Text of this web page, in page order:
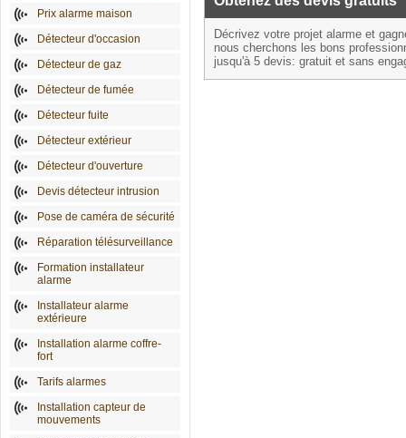
Prix alarme maison
Détecteur d'occasion
Détecteur de gaz
Détecteur de fumée
Détecteur fuite
Détecteur extérieur
Détecteur d'ouverture
Devis détecteur intrusion
Pose de caméra de sécurité
Réparation télésurveillance
Formation installateur
alarme
Installateur alarme
extérieure
Installation alarme coffre-
fort
Tarifs alarmes
Installation capteur de
mouvements
Décrivez votre projet alarme et
nous cherchons les bons
jusqu'à 5 devis: gratuit et sans